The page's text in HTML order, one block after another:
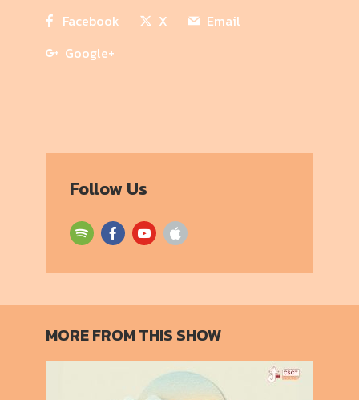
Facebook X
Email
Google+
Follow Us
MORE FROM THIS SHOW